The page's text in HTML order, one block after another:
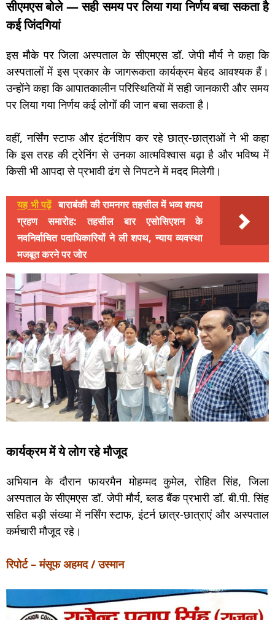
सीएमएस बोले — सही समय पर लिया गया निर्णय बचा सकता है
कई जिंदगियां
इस मौके पर जिला अस्पताल के सीएमएस डॉ. जेपी मौर्य ने कहा कि
अस्पतालों में इस प्रकार के जागरूकता कार्यक्रम बेहद आवश्यक हैं।
उन्होंने कहा कि आपातकालीन परिस्थितियों में सही जानकारी और समय
पर लिया गया निर्णय कई लोगों की जान बचा सकता है।
वहीं, नर्सिंग स्टाफ और इंटर्नशिप कर रहे छात्र-छात्राओं ने भी कहा
कि इस तरह की ट्रेनिंग से उनका आत्मविश्वास बढ़ा है और भविष्य में
किसी भी आपदा से प्रभावी ढंग से निपटने में मदद मिलेगी।
यह भी पढ़ें बाराबंकी की रामनगर तहसील में भव्य शपथ
ग्रहण समारोह: तहसील बार एसोसिएशन के
नवनिर्वाचित पदाधिकारियों ने ली शपथ, न्याय व्यवस्था
मजबूत करने पर जोर
कार्यक्रम में ये लोग रहे मौजूद
अभियान के दौरान फायरमैन मोहम्मद कुमेल, रोहित सिंह, जिला
अस्पताल के सीएमएस डॉ. जेपी मौर्य, ब्लड बैंक प्रभारी डॉ. बी.पी. सिंह
सहित बड़ी संख्या में नर्सिंग स्टाफ, इंटर्न छात्र-छात्राएं और अस्पताल
कर्मचारी मौजूद रहे।
रिपोर्ट – मंसूफ अहमद / उस्मान